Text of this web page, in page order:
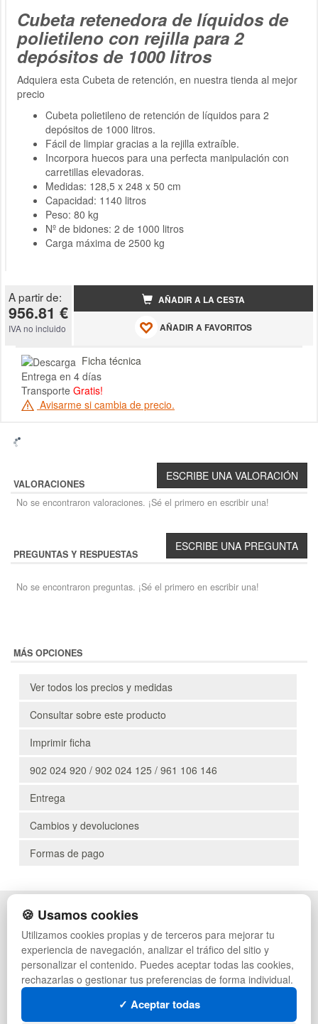
Cubeta retenedora de líquidos de
polietileno con rejilla para 2
depósitos de 1000 litros
Adquiera esta Cubeta de retención, en nuestra tienda al mejor
precio
Cubeta polietileno de retención de líquidos para 2
depósitos de 1000 litros.
Fácil de limpiar gracias a la rejilla extraíble.
Incorpora huecos para una perfecta manipulación con
carretillas elevadoras.
Medidas: 128,5 x 248 x 50 cm
Capacidad: 1140 litros
Peso: 80 kg
Nº de bidones: 2 de 1000 litros
Carga máxima de 2500 kg
A partir de:
956.81 €
IVA no incluido
AÑADIR A LA CESTA
AÑADIR A FAVORITOS
Ficha técnica
Entrega en 4 días
Transporte Gratis!
Avisarme si cambia de precio.
VALORACIONES
No se encontraron valoraciones. ¡Sé el primero en escribir una!
PREGUNTAS Y RESPUESTAS
No se encontraron preguntas. ¡Sé el primero en escribir una!
MÁS OPCIONES
Ver todos los precios y medidas
Consultar sobre este producto
Imprimir ficha
902 024 920 / 902 024 125 / 961 106 146
Entrega
Cambios y devoluciones
Formas de pago
POLÍTICA DE PRIVACIDAD
CONDICIONES DE USO
CAMBIOS Y DEVOLUCIONES
CONTACTO
QUIENES SOMOS
MAPA WEB
PREGUNTAS FRECUENTES
PALETS DE PLÁSTICO
MANUTENCIÓN
GESTIÓN DE RESIDUOS
PALETS
CONTENEDORES DE PLÁSTICO
LIQUIDACIÓN Y SOBRANTES
🍪 Usamos cookies
Utilizamos cookies propias y de terceros para mejorar tu
experiencia de navegación, analizar el tráfico del sitio y
personalizar el contenido. Puedes aceptar todas las cookies,
rechazarlas o gestionar tus preferencias de forma individual.
✓ Aceptar todas